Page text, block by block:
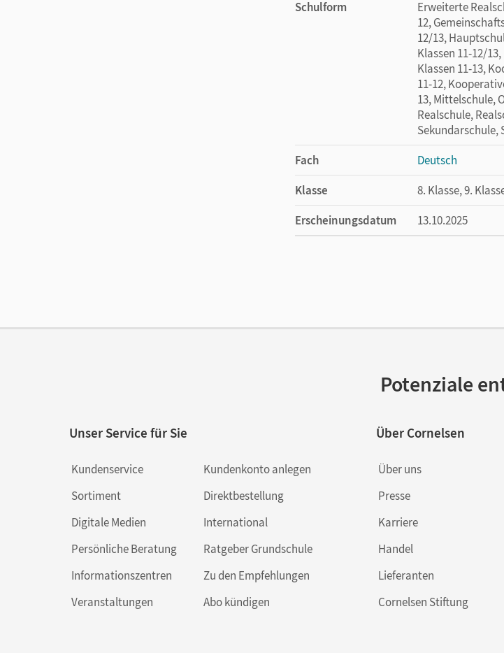
Schulform
Erweiterte
12,
12/13,
Klassen 11-12/
Klassen 11-13,
11-12,
13, Mittelschule,
Realschule,
Sekundarschule,
Fach
Deutsch
Klasse
8. Klasse, 9.
Erscheinungsdatum
13.10.2025
Potenziale
Unser Service für Sie
Kundenservice
Sortiment
Digitale Medien
Persönliche Beratung
Informationszentren
Veranstaltungen
Kundenkonto anlegen
Direktbestellung
International
Ratgeber Grundschule
Zu den Empfehlungen
Abo kündigen
Über Cornelsen
Über uns
Presse
Karriere
Handel
Lieferanten
Cornelsen Stiftung